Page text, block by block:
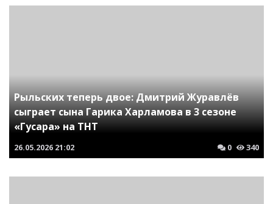
Рыльских теперь двое: Дмитрий Журавлёв
сыграет сына Гарика Харламова в 3 сезоне
«Гусара» на ТНТ
26.05.2026 21:02 0 340